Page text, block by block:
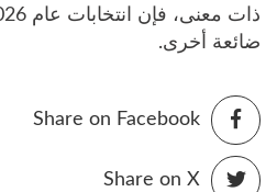
ضائعة أخرى.
Share on Facebook
Share on X